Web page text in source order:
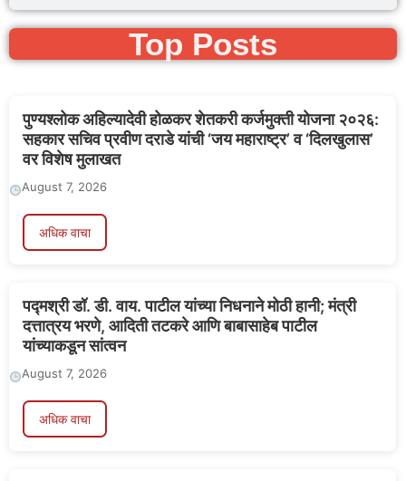
Top Posts
पुण्यश्लोक अहिल्यादेवी होळकर शेतकरी कर्जमुक्ती योजना २०२६:
सहकार सचिव प्रवीण दराडे यांची ‘जय महाराष्ट्र’ व ‘दिलखुलास’
वर विशेष मुलाखत
August 7, 2026
अधिक वाचा
पद्मश्री डॉ. डी. वाय. पाटील यांच्या निधनाने मोठी हानी; मंत्री
दत्तात्रय भरणे, आदिती तटकरे आणि बाबासाहेब पाटील
यांच्याकडून सांत्वन
August 7, 2026
अधिक वाचा